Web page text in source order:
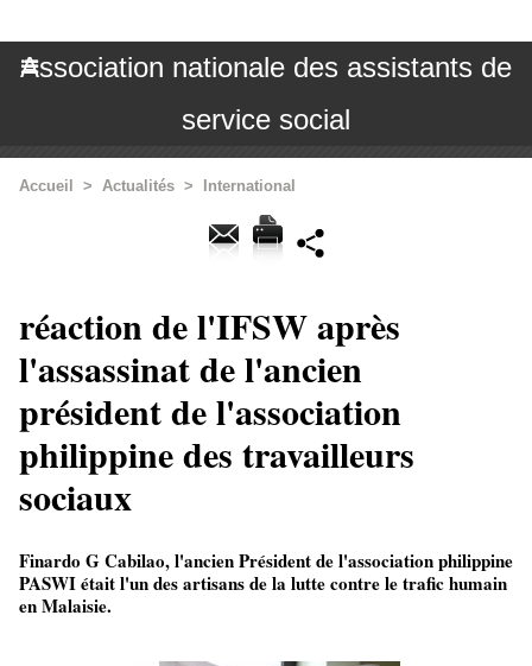
Association nationale des assistants de
service social
Accueil > Actualités > International
réaction de l'IFSW après
l'assassinat de l'ancien
président de l'association
philippine des travailleurs
sociaux
Finardo G Cabilao, l'ancien Président de l'association philippine
PASWI était l'un des artisans de la lutte contre le trafic humain
en Malaisie.